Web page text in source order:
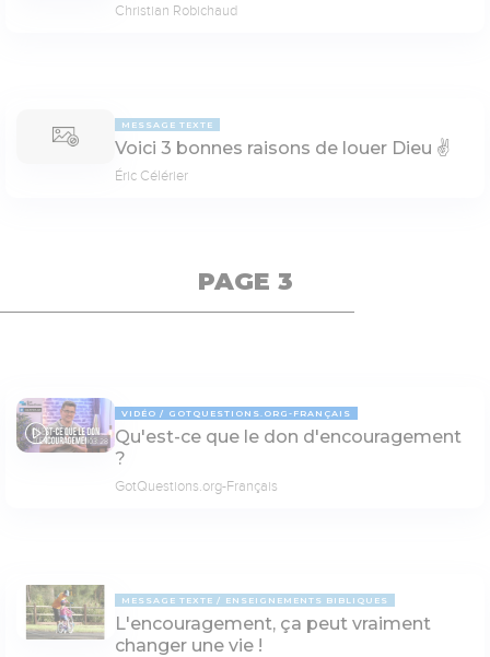
Christian Robichaud
MESSAGE TEXTE
Voici 3 bonnes raisons de louer Dieu ✌️
Éric Célérier
PAGE 3
03:28
VIDÉO GOTQUESTIONS.ORG-FRANÇAIS
Qu'est-ce que le don d'encouragement
?
GotQuestions.org-Français
MESSAGE TEXTE ENSEIGNEMENTS BIBLIQUES
L'encouragement, ça peut vraiment
changer une vie !